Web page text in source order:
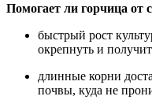
Помогает ли горчица от
быстрый рост
окрепнуть и
длинные корни
почвы, куда не